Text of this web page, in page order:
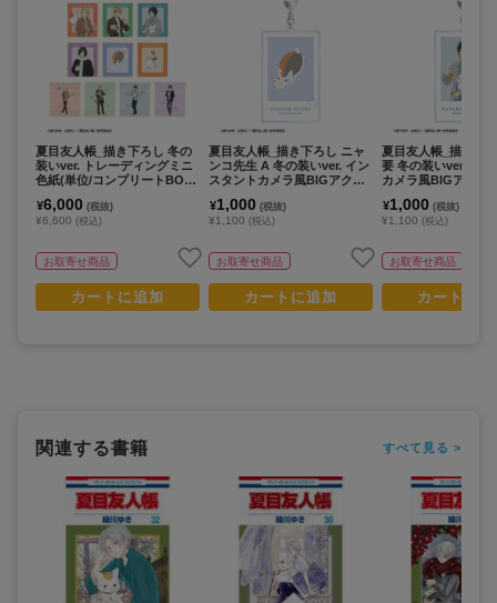
夏目友人帳_描き下ろし 冬の
装いver. トレーディングミニ
色紙(単位/コンプリートBOX/
¥6,000 (税抜)
¥6,600 (税込)
お取寄せ商品
カートに追加
夏目友人帳_描き下ろし ニャ
ンコ先生 A 冬の装いver. イン
スタントカメラ風BIGアクリ
¥1,000 (税抜)
¥1,100 (税込)
お取寄せ商品
カートに追加
夏目友人帳_描き下
要 冬の装いver. イン
カメラ風BIGアクリ
¥1,000 (税抜)
¥1,100 (税込)
お取寄せ商品
カートに
関連する書籍 すべて見る >